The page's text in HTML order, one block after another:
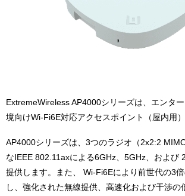
ExtremeWireless AP4000シリーズは、エンタ
境向けWi-Fi6E対応アクセスポイント（屋内用）
AP4000シリーズは、3つのラジオ（2x2:2
なIEEE 802.11axによる6GHz、5GHz、および
提供します。また、 Wi-Fi6Eにより前世代の3
し、強化された無線提供、高速化および干渉の